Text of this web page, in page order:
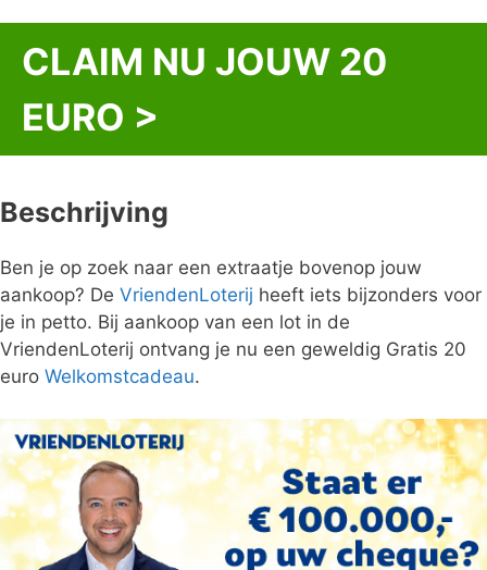
CLAIM NU JOUW 20
EURO >
Beschrijving
Ben je op zoek naar een extraatje bovenop jouw
aankoop? De VriendenLoterij heeft iets bijzonders voor
je in petto. Bij aankoop van een lot in de
VriendenLoterij ontvang je nu een geweldig Gratis 20
euro Welkomstcadeau.